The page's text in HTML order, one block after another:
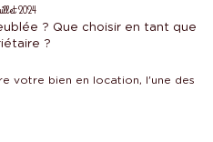
2024
? Que choisir en tant que
?
votre bien en location, l'une des